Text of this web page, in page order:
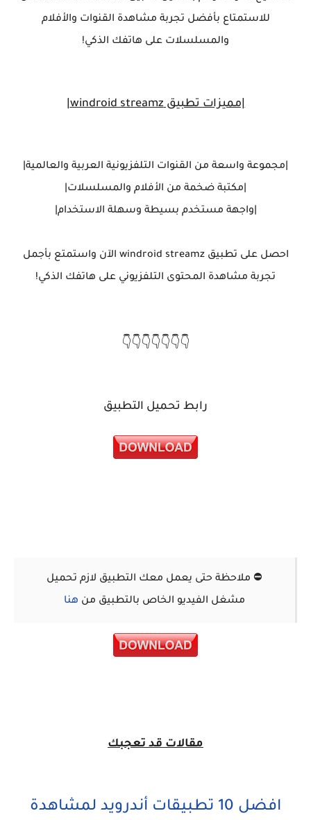
للاستمتاع بأفضل تجربة مشاهدة القنوات والأفلام
والمسلسلات على هاتفك الذكي!
|مميزات تطبيق windroid streamz|
|مجموعة واسعة من القنوات التلفزيونية العربية والعالمية|
|مكتبة ضخمة من الأفلام والمسلسلات|
|واجهة مستخدم بسيطة وسهلة الاستخدام|
احصل على تطبيق windroid streamz الآن واستمتع بأجمل
تجربة مشاهدة المحتوى التلفزيوني على هاتفك الذكي!
👇👇👇👇👇👇👇
رابط تحميل التطبيق
⛔️ ملاحظة حتى يعمل معك التطبيق لازم تحميل
مشغل الفيديو الخاص بالتطبيق من هنا
مقالات قد تعجبك
افضل 10 تطبيقات أندرويد لمشاهدة